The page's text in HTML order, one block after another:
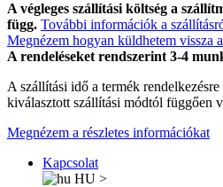
A végleges szállítási költség a
függ. További információk a
Megnézem hogyan küldhetem vissza
A rendeléseket rendszerint 3-4
A szállítási idő a termék
kiválasztott szállítási módtól függően
Megnézem a részletes információkat
Kapcsolat
HU >